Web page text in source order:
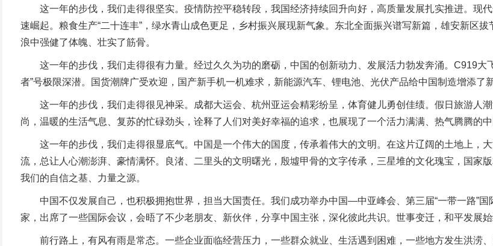
这一年的步伐，我们走得很坚实。疫情防控平稳转段，我国经济持续回升向好，高质量发展扎实推进。现
速崛起。粮食生产“二十连丰”，绿水青山成色更足，乡村振兴展现新气象。东北全面振兴谱写新篇，雄安新区
浪中强健了体魄、壮实了筋骨。
这一年的步伐，我们走得很有力量。经过久久为功的磨砺，中国的创新动力、发展活力勃发奔涌。C919大
者”号极限深潜。国货潮牌广受欢迎，国产新手机一机难求，新能源汽车、锂电池、光伏产品给中国制造增添了
这一年的步伐，我们走得很见神采。成都大运会、杭州亚运会精彩纷呈，体育健儿勇创佳绩。假日旅游人潮
尚，温暖的生活气息、复苏的忙碌劲头，诠释了人们对美好幸福的追求，也展现了一个活力满满、热气腾腾的中
这一年的步伐，我们走得很显底气。中国是一个伟大的国度，传承着伟大的文明。在这片辽阔的土地上，
流，总让人心潮澎湃、豪情满怀。良渚、二里头的文明曙光，殷墟甲骨的文字传承，三星堆的文化瑰宝，国
我们的自信之基、力量之源。
中国不仅发展自己，也积极拥抱世界，担当大国责任。我们成功举办中国—中亚峰会、第三届“一带一路”国
家，出席了一些国际会议，会晤了不少老朋友、新伙伴，分享中国主张，深化彼此共识。世事变迁，和平发展
前行路上，有风有雨是常态。一些企业面临经营压力，一些群众就业、生活遇到困难，一些地方发生洪涝